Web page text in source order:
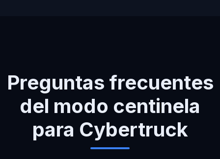
Preguntas frecuentes
del modo centinela
para Cybertruck